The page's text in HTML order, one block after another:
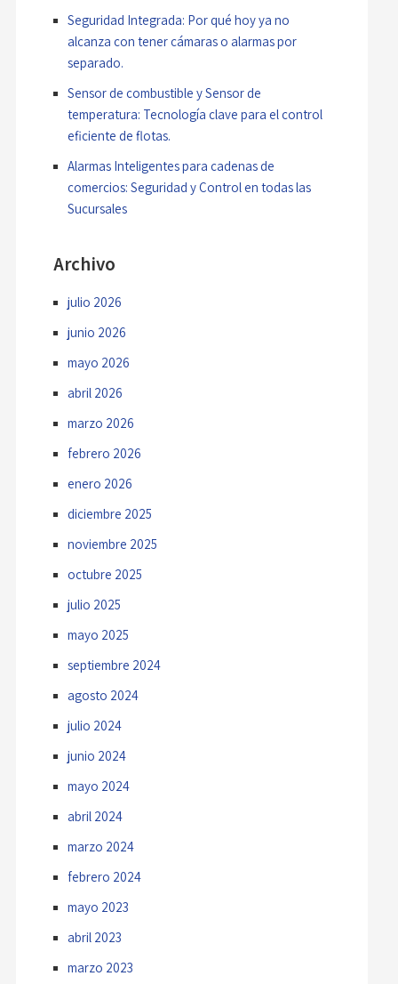
Seguridad Integrada: Por qué hoy ya no
alcanza con tener cámaras o alarmas por
separado.
Sensor de combustible y Sensor de
temperatura: Tecnología clave para el control
eficiente de flotas.
Alarmas Inteligentes para cadenas de
comercios: Seguridad y Control en todas las
Sucursales
Archivo
julio 2026
junio 2026
mayo 2026
abril 2026
marzo 2026
febrero 2026
enero 2026
diciembre 2025
noviembre 2025
octubre 2025
julio 2025
mayo 2025
septiembre 2024
agosto 2024
julio 2024
junio 2024
mayo 2024
abril 2024
marzo 2024
febrero 2024
mayo 2023
abril 2023
marzo 2023